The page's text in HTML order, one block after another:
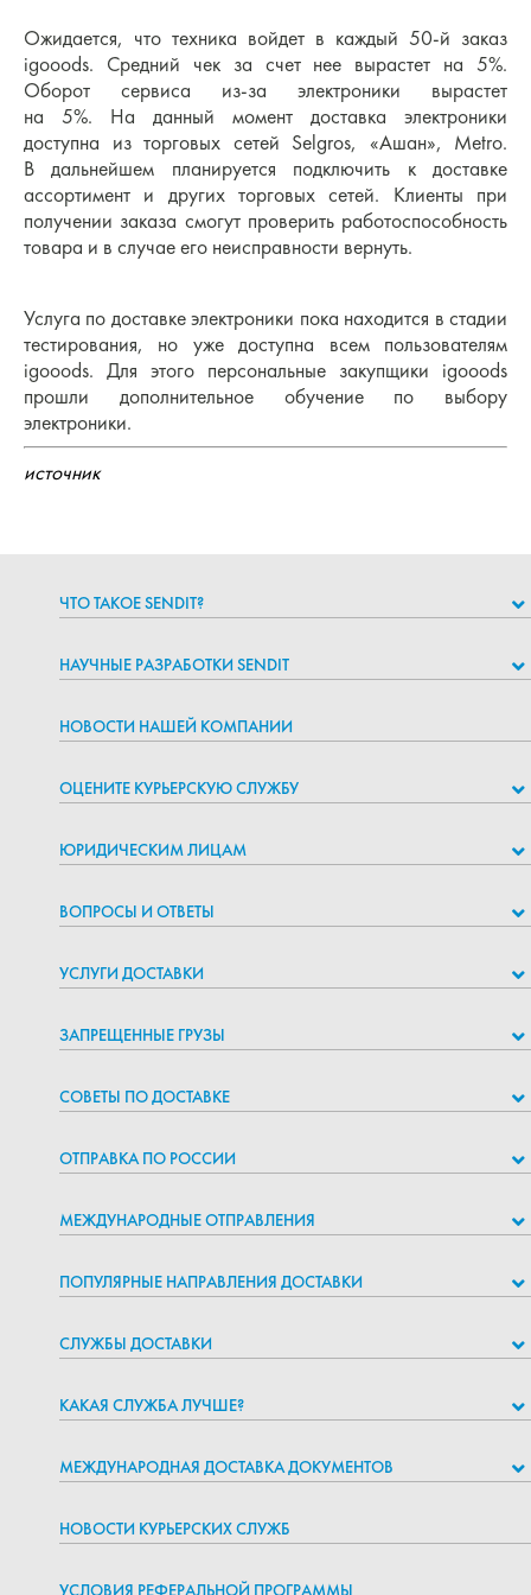
ЧТО ТАКОЕ SENDIT?
НАУЧНЫЕ РАЗРАБОТКИ SENDIT
НОВОСТИ НАШЕЙ КОМПАНИИ
ОЦЕНИТЕ КУРЬЕРСКУЮ СЛУЖБУ
ЮРИДИЧЕСКИМ ЛИЦАМ
ВОПРОСЫ И ОТВЕТЫ
УСЛУГИ ДОСТАВКИ
ЗАПРЕЩЕННЫЕ ГРУЗЫ
СОВЕТЫ ПО ДОСТАВКЕ
ОТПРАВКА ПО РОССИИ
МЕЖДУНАРОДНЫЕ ОТПРАВЛЕНИЯ
ПОПУЛЯРНЫЕ НАПРАВЛЕНИЯ ДОСТАВКИ
СЛУЖБЫ ДОСТАВКИ
КАКАЯ СЛУЖБА ЛУЧШЕ?
МЕЖДУНАРОДНАЯ ДОСТАВКА ДОКУМЕНТОВ
НОВОСТИ КУРЬЕРСКИХ СЛУЖБ
УСЛОВИЯ РЕФЕРАЛЬНОЙ ПРОГРАММЫ
Ожидается, что техника войдет в каждый 50-й заказ
igooods. Средний чек за счет нее вырастет на 5%.
Оборот сервиса из-за электроники вырастет
на 5%. На данный момент доставка электроники
доступна из торговых сетей Selgros, «Ашан», Metro.
В дальнейшем планируется подключить к доставке
ассортимент и других торговых сетей. Клиенты при
получении заказа смогут проверить работоспособность
товара и в случае его неисправности вернуть.
Услуга по доставке электроники пока находится в стадии
тестирования, но уже доступна всем пользователям
igooods. Для этого персональные закупщики igooods
прошли дополнительное обучение по выбору
электроники.
источник